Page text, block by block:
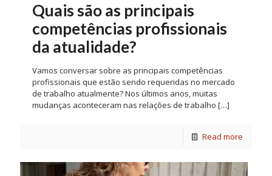
Quais são as principais
competências profissionais
da atualidade?
Vamos conversar sobre as principais competências
profissionais que estão sendo requeridas no mercado
de trabalho atualmente? Nos últimos anos, muitas
mudanças aconteceram nas relações de trabalho […]
Read more